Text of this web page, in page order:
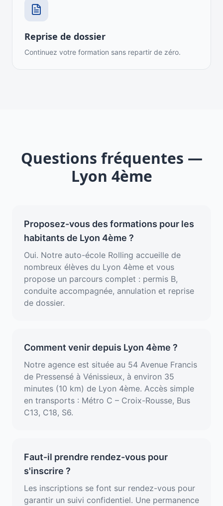
Reprise de dossier
Continuez votre formation sans repartir de zéro.
Questions fréquentes —
Lyon 4ème
Proposez-vous des formations pour les
habitants de Lyon 4ème ?
Oui. Notre auto-école Rolling accueille de
nombreux élèves du Lyon 4ème et vous
propose un parcours complet : permis B,
conduite accompagnée, annulation et reprise
de dossier.
Comment venir depuis Lyon 4ème ?
Notre agence est située au 54 Avenue Francis
de Pressensé à Vénissieux, à environ 35
minutes (10 km) de Lyon 4ème. Accès simple
en transports : Métro C – Croix-Rousse, Bus
C13, C18, S6.
Faut-il prendre rendez-vous pour
s'inscrire ?
Les inscriptions se font sur rendez-vous pour
garantir un suivi confidentiel. Une permanence